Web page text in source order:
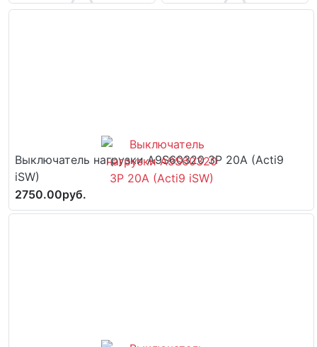
Выключатель нагрузки A9S60320 3P 20A (Acti9
iSW)
2750.00руб.